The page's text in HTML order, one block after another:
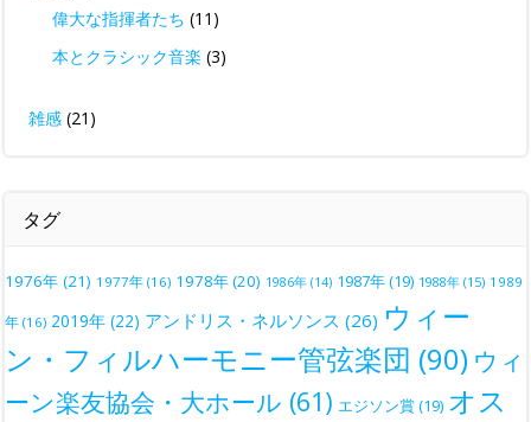
偉大な指揮者たち (11)
本とクラシック音楽 (3)
雑感 (21)
タグ
1976年 (21) 1977年 (16) 1978年(20) 1986年 (14) 1987年(19) 1988年 (15) 1989
年 (16) 2019年 (22) アンドリス・ネルソンス (26) ウィー
ン・フィルハーモニー管弦楽団 (90) ウィ
ーン楽友協会・大ホール (61) エジソン賞(19) オス